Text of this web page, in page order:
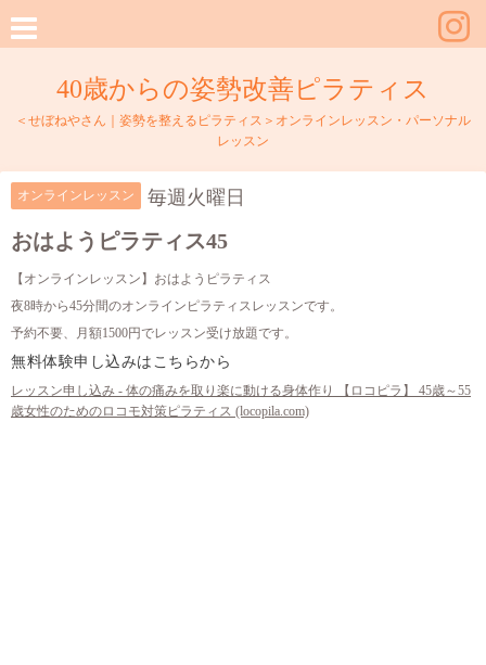
40歳からの姿勢改善ピラティス
＜せぼねやさん｜姿勢を整えるピラティス＞オンラインレッスン・パーソナル
レッスン
オンラインレッスン 毎週火曜日
おはようピラティス45
【オンラインレッスン】おはようピラティス
夜8時から45分間のオンラインピラティスレッスンです。
予約不要、月額1500円でレッスン受け放題です。
無料体験申し込みはこちらから
レッスン申し込み - 体の痛みを取り楽に動ける身体作り 【ロコピラ】 45歳～55
歳女性のためのロコモ対策ピラティス (locopila.com)